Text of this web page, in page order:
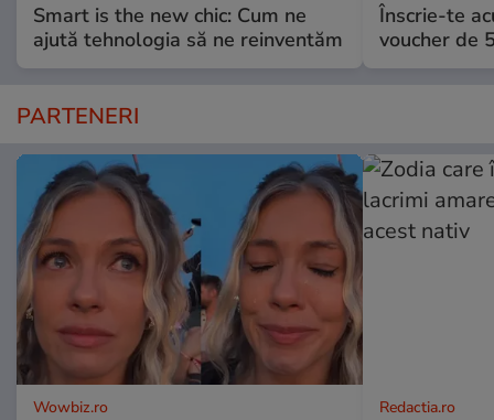
Smart is the new chic: Cum ne
ajută tehnologia să ne reinventăm
Înscrie-te
voucher de
PARTENERI
Wowbiz.ro Redactia.ro